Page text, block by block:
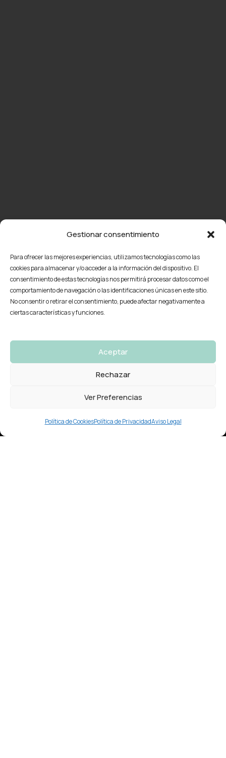
Gestionar consentimiento
Para ofrecer las mejores experiencias, utilizamos tecnologías como las
cookies para almacenar y/o acceder a la información del dispositivo. El
consentimiento de estas tecnologías nos permitirá procesar datos como el
comportamiento de navegación o las identificaciones únicas en este sitio.
No consentir o retirar el consentimiento, puede afectar negativamente a
ciertas características y funciones.
Aceptar
Rechazar
Ver Preferencias
Política de CookiesPolítica de PrivacidadAviso Legal